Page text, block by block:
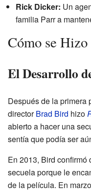
Rick Dicker: Un
familia Parr a
Cómo se
El Desarrollo
Después de la primera
directorBrad Bird hizo
abierto a hacer una
sentía que podía ser
En 2013, Bird
secuela porque le
de la película. En